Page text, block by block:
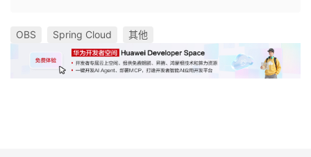
OBS Spring Cloud 其他